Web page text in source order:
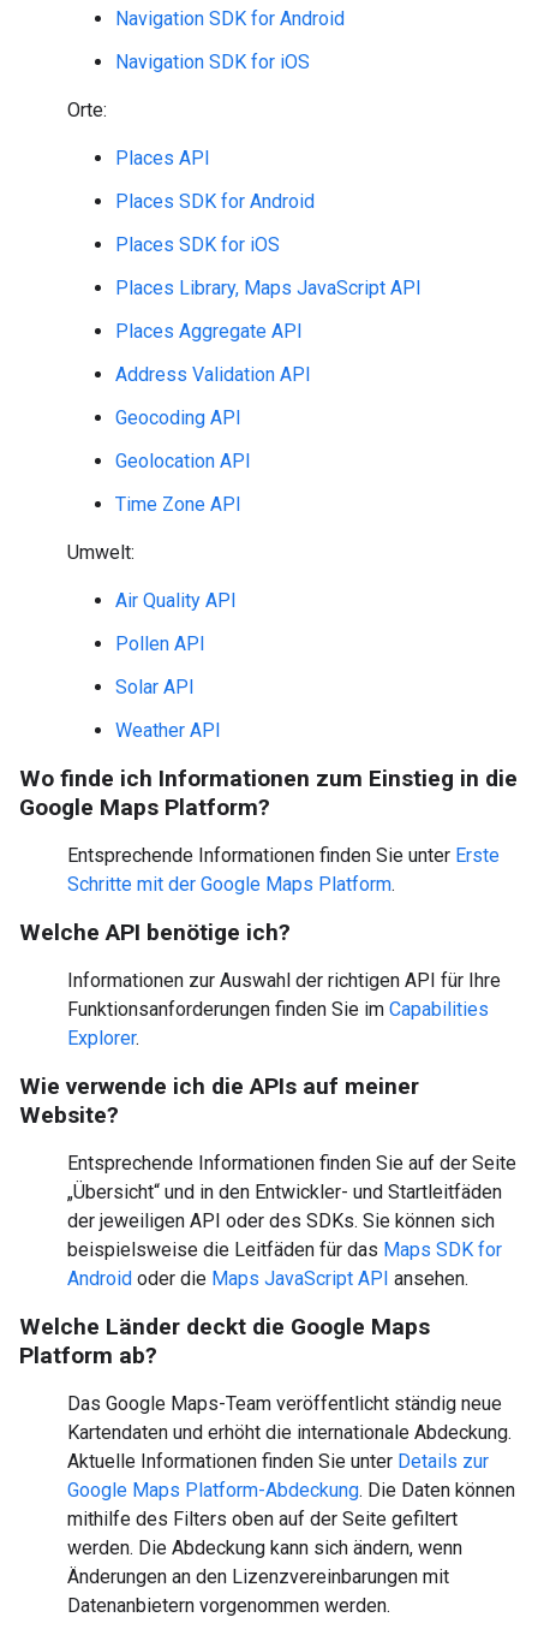
Navigation SDK for Android
Navigation SDK for iOS
Orte:
Places API
Places SDK for Android
Places SDK for iOS
Places Library, Maps JavaScript API
Places Aggregate API
Address Validation API
Geocoding API
Geolocation API
Time Zone API
Umwelt:
Air Quality API
Pollen API
Solar API
Weather API
Wo finde ich Informationen zum Einstieg in die
Google Maps Platform?
Entsprechende Informationen finden Sie unter Erste
Schritte mit der Google Maps Platform.
Welche API benötige ich?
Informationen zur Auswahl der richtigen API für Ihre
Funktionsanforderungen finden Sie im Capabilities
Explorer.
Wie verwende ich die APIs auf meiner
Website?
Entsprechende Informationen finden Sie auf der Seite
„Übersicht“ und in den Entwickler- und Startleitfäden
der jeweiligen API oder des SDKs. Sie können sich
beispielsweise die Leitfäden für das Maps SDK for
Android oder die Maps JavaScript API ansehen.
Welche Länder deckt die Google Maps
Platform ab?
Das Google Maps-Team veröffentlicht ständig neue
Kartendaten und erhöht die internationale Abdeckung.
Aktuelle Informationen finden Sie unter Details zur
Google Maps Platform-Abdeckung. Die Daten können
mithilfe des Filters oben auf der Seite gefiltert
werden. Die Abdeckung kann sich ändern, wenn
Änderungen an den Lizenzvereinbarungen mit
Datenanbietern vorgenommen werden.